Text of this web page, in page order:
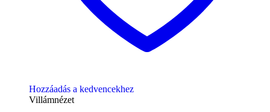
Hozzáadás a kedvencekhez
Villámnézet